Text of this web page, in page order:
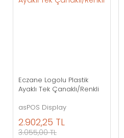
Eczane Logolu Plastik
Ayaklı Tek Çanaklı/Renkli
asPOS Display
2.902,25 TL
3.055,00 TL